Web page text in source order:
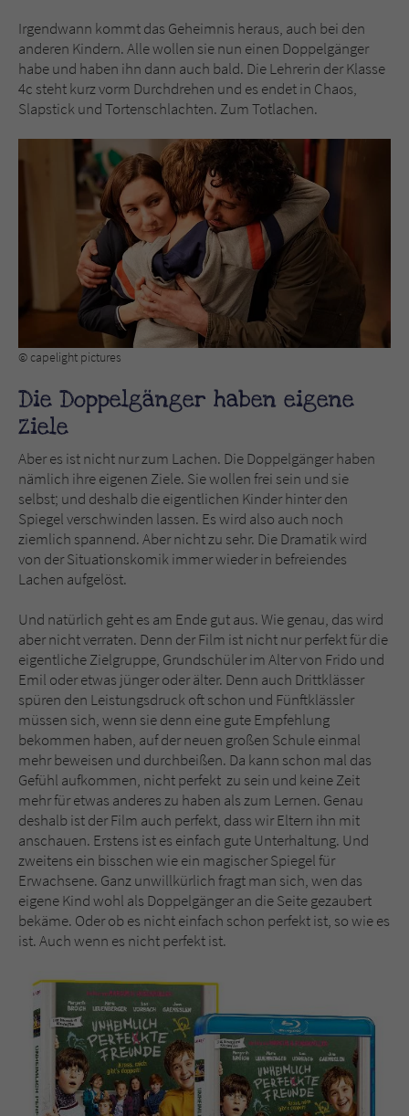
Irgendwann kommt das Geheimnis heraus, auch bei den
anderen Kindern. Alle wollen sie nun einen Doppelgänger
habe und haben ihn dann auch bald. Die Lehrerin der Klasse
4c steht kurz vorm Durchdrehen und es endet in Chaos,
Slapstick und Tortenschlachten. Zum Totlachen.
© capelight pictures
Die Doppelgänger haben eigene
Ziele
Aber es ist nicht nur zum Lachen. Die Doppelgänger haben
nämlich ihre eigenen Ziele. Sie wollen frei sein und sie
selbst; und deshalb die eigentlichen Kinder hinter den
Spiegel verschwinden lassen. Es wird also auch noch
ziemlich spannend. Aber nicht zu sehr. Die Dramatik wird
von der Situationskomik immer wieder in befreiendes
Lachen aufgelöst.
Und natürlich geht es am Ende gut aus. Wie genau, das wird
aber nicht verraten. Denn der Film ist nicht nur perfekt für die
eigentliche Zielgruppe, Grundschüler im Alter von Frido und
Emil oder etwas jünger oder älter. Denn auch Drittklässer
spüren den Leistungsdruck oft schon und Fünftklässler
müssen sich, wenn sie denn eine gute Empfehlung
bekommen haben, auf der neuen großen Schule einmal
mehr beweisen und durchbeißen. Da kann schon mal das
Gefühl aufkommen, nicht perfekt zu sein und keine Zeit
mehr für etwas anderes zu haben als zum Lernen. Genau
deshalb ist der Film auch perfekt, dass wir Eltern ihn mit
anschauen. Erstens ist es einfach gute Unterhaltung. Und
zweitens ein bisschen wie ein magischer Spiegel für
Erwachsene. Ganz unwillkürlich fragt man sich, wen das
eigene Kind wohl als Doppelgänger an die Seite gezaubert
bekäme. Oder ob es nicht einfach schon perfekt ist, so wie es
ist. Auch wenn es nicht perfekt ist.